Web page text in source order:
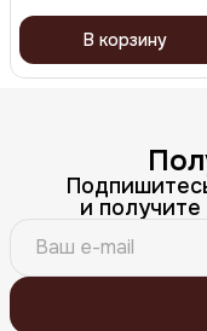
В корзину
и получите